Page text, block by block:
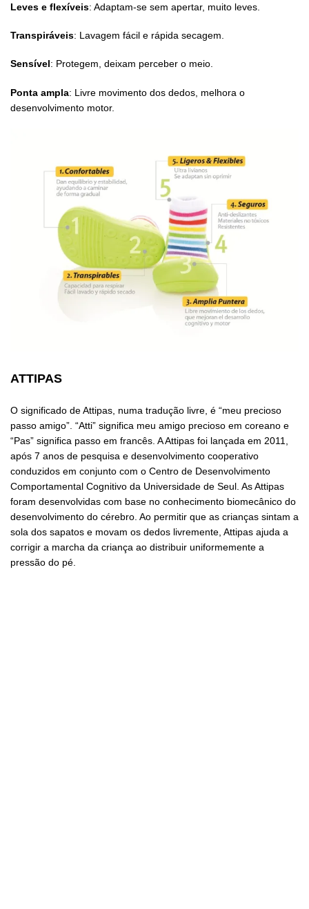
Leves e flexíveis: Adaptam-se sem apertar, muito leves.
Transpiráveis: Lavagem fácil e rápida secagem.
Sensível: Protegem, deixam perceber o meio.
Ponta ampla: Livre movimento dos dedos, melhora o
desenvolvimento motor.
ATTIPAS
O significado de Attipas, numa tradução livre, é “meu precioso
passo amigo”. “Atti” significa meu amigo precioso em coreano e
“Pas” significa passo em francês. A Attipas foi lançada em 2011,
após 7 anos de pesquisa e desenvolvimento cooperativo
conduzidos em conjunto com o Centro de Desenvolvimento
Comportamental Cognitivo da Universidade de Seul. As Attipas
foram desenvolvidas com base no conhecimento biomecânico do
desenvolvimento do cérebro. Ao permitir que as crianças sintam a
sola dos sapatos e movam os dedos livremente, Attipas ajuda a
corrigir a marcha da criança ao distribuir uniformemente a
pressão do pé.